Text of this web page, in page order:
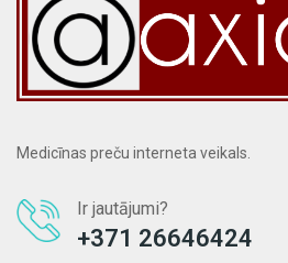
Medicīnas preču interneta veikals.
Ir jautājumi?
+371 26646424